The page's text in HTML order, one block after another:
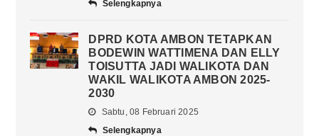
Selengkapnya
DPRD KOTA AMBON TETAPKAN
BODEWIN WATTIMENA DAN ELLY
TOISUTTA JADI WALIKOTA DAN
WAKIL WALIKOTA AMBON 2025-
2030
Sabtu, 08 Februari 2025
Selengkapnya